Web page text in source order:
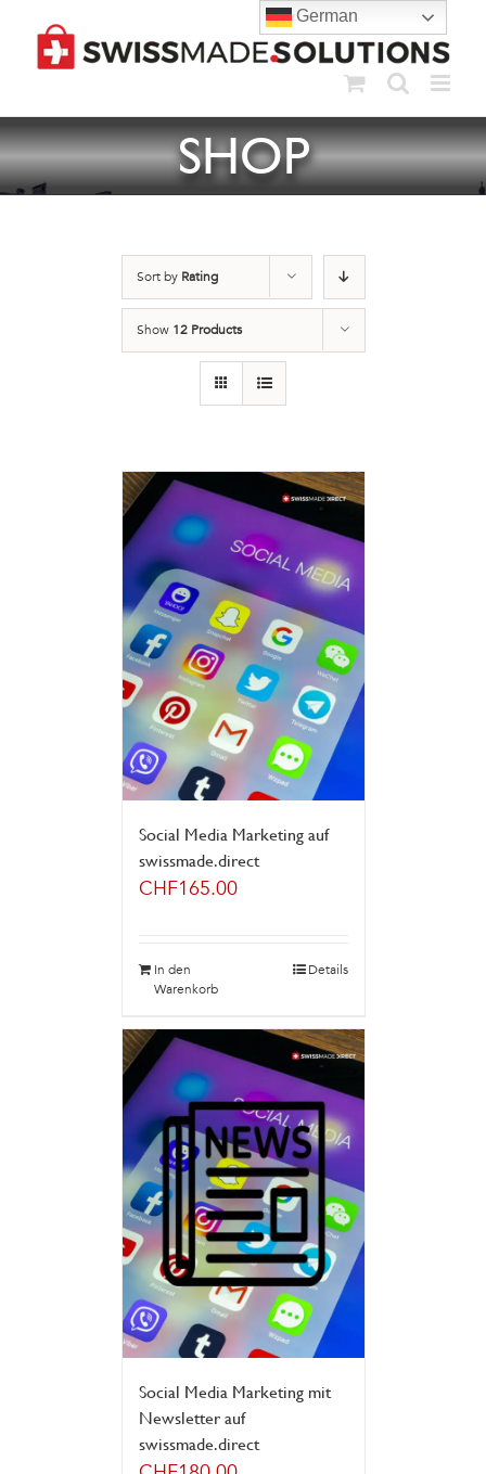
content
SHOP
Sort by Rating
Show 12 Products
Social Media Marketing auf
swissmade.direct
CHF165.00
In den
Warenkorb
Details
Social Media Marketing mit
Newsletter auf
swissmade.direct
German